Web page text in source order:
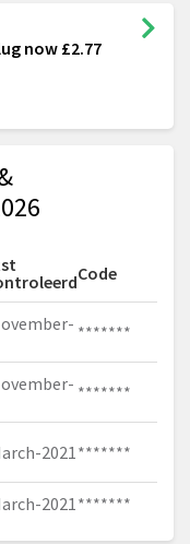
now £2.77
Code
*******
*******
2021*******
2021*******